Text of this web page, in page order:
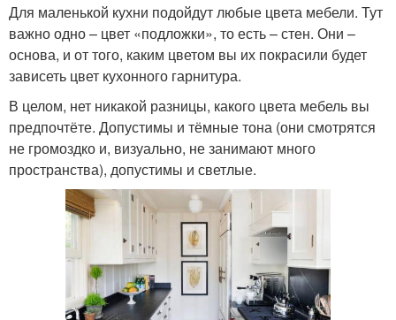
Для маленькой кухни подойдут любые цвета мебели. Тут
важно одно – цвет «подложки», то есть – стен. Они –
основа, и от того, каким цветом вы их покрасили будет
зависеть цвет кухонного гарнитура.
В целом, нет никакой разницы, какого цвета мебель вы
предпочтёте. Допустимы и тёмные тона (они смотрятся
не громоздко и, визуально, не занимают много
пространства), допустимы и светлые.